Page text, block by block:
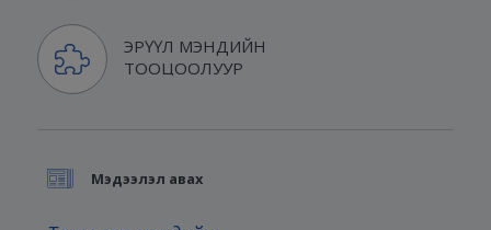
ЭРҮҮЛ МЭНДИЙН
ТООЦООЛУУР
Мэдээлэл авах